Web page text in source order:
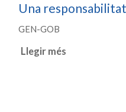
Una
GEN-GOB
Llegir més